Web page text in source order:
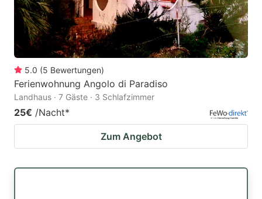
5.0 (5 Bewertungen)
Ferienwohnung Angolo di Paradiso
Landhaus · 7 Gäste · 3 Schlafzimmer
25€ /Nacht*
Zum Angebot